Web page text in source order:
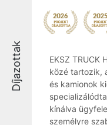
Díjazottak
EKSZ TRUCK
közé tartozik,
és kamionok
kínálva
személyre